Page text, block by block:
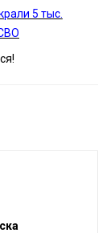
5 тыс.